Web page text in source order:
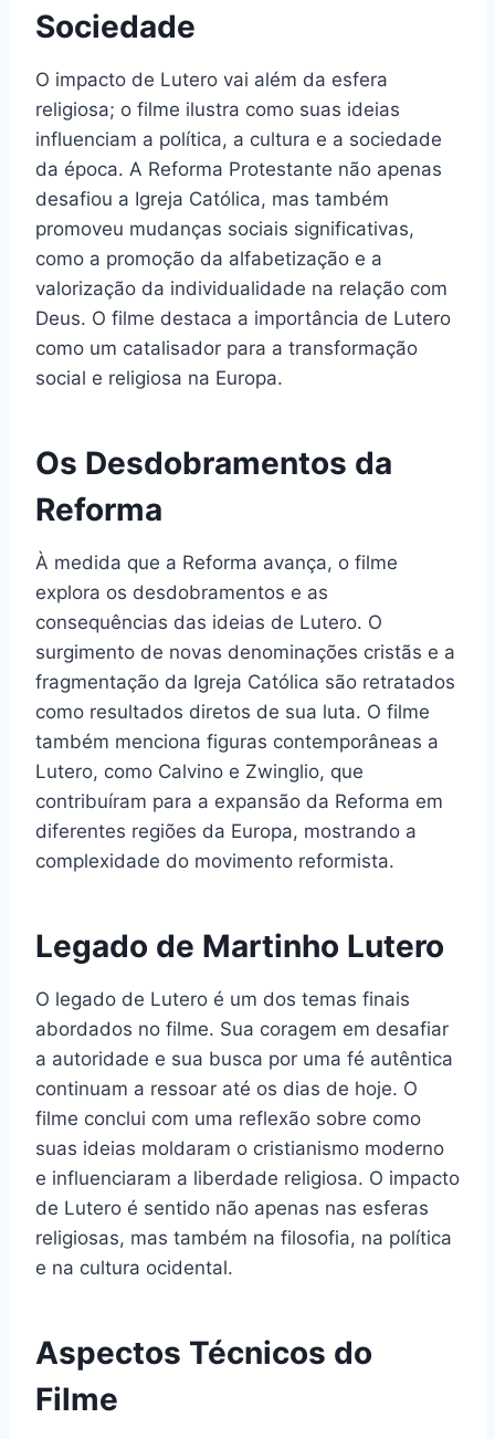
Sociedade
O impacto de Lutero vai além da esfera
religiosa; o filme ilustra como suas ideias
influenciam a política, a cultura e a sociedade
da época. A Reforma Protestante não apenas
desafiou a Igreja Católica, mas também
promoveu mudanças sociais significativas,
como a promoção da alfabetização e a
valorização da individualidade na relação com
Deus. O filme destaca a importância de Lutero
como um catalisador para a transformação
social e religiosa na Europa.
Os Desdobramentos da
Reforma
À medida que a Reforma avança, o filme
explora os desdobramentos e as
consequências das ideias de Lutero. O
surgimento de novas denominações cristãs e a
fragmentação da Igreja Católica são retratados
como resultados diretos de sua luta. O filme
também menciona figuras contemporâneas a
Lutero, como Calvino e Zwinglio, que
contribuíram para a expansão da Reforma em
diferentes regiões da Europa, mostrando a
complexidade do movimento reformista.
Legado de Martinho Lutero
O legado de Lutero é um dos temas finais
abordados no filme. Sua coragem em desafiar
a autoridade e sua busca por uma fé autêntica
continuam a ressoar até os dias de hoje. O
filme conclui com uma reflexão sobre como
suas ideias moldaram o cristianismo moderno
e influenciaram a liberdade religiosa. O impacto
de Lutero é sentido não apenas nas esferas
religiosas, mas também na filosofia, na política
e na cultura ocidental.
Aspectos Técnicos do
Filme